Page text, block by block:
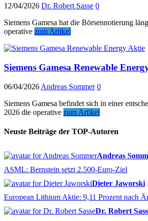
12/04/2026 Dr. Robert Sasse 0
Siemens Gamesa hat die Börsennotierung
operative zum Artikel
Siemens Gamesa Renewable
06/04/2026 Andreas Sommer 0
Siemens Gamesa befindet sich in einer
2026 die operative zum Artikel
Neuste Beiträge der TOP-Autoren
Andreas
ASML: Bernstein setzt 2.500-Euro-Ziel
Dieter Jaworski
European Lithium Aktie: 9,11 Prozent nach
Dr. Robert